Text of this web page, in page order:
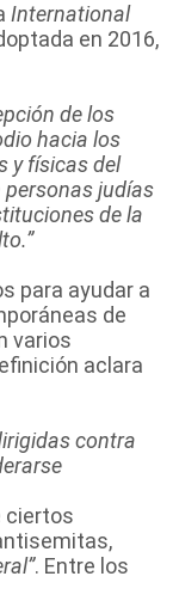
International
en 2016,
de los
hacia los
y físicas del
judías
de la
para ayudar a
de
varios
aclara
contra
ciertos
. Entre los